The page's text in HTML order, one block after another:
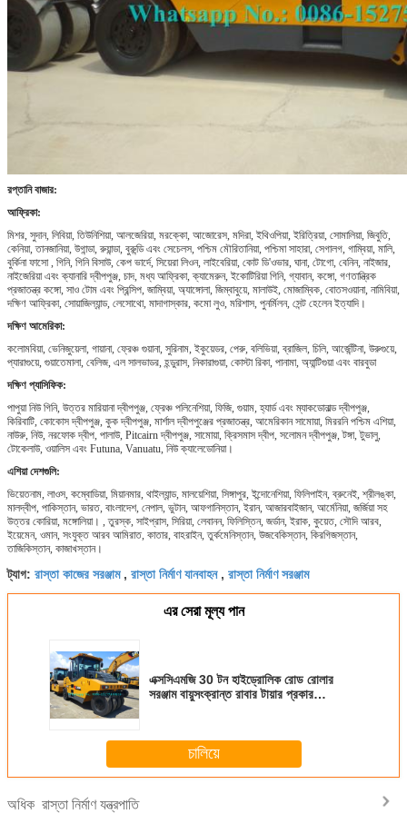
রপ্তানি বাজার:
আফ্রিকা:
মিশর, সুদান, লিবিয়া, তিউনিশিয়া, আলজেরিয়া, মরক্কো, আজোরেস, মদিরা, ইথিওপিয়া, ইরিত্রিয়া, সোমালিয়া, জিবুতি,
কেনিয়া, তানজানিয়া, উগান্ডা, রুয়ান্ডা, বুরুন্ডি এবং সেচেলস, পশ্চিম মৌরিতানিয়া, পশ্চিমা সাহারা, সেগালগ, গাম্বিয়া, মালি,
বুর্কিনা ফাসো , গিনি, গিনি বিসাউ, কেপ ভার্দে, সিয়েরা লিওন, লাইবেরিয়া, কোট ডি'ওভার, ঘানা, টোগো, বেনিন, নাইজার,
নাইজেরিয়া এবং ক্যানারি দ্বীপপুঞ্জ, চাদ, মধ্য আফ্রিকা, ক্যামেরুন, ইকোটিরিয়া গিনি, গ্যাবান, কঙ্গো, গণতান্ত্রিক
প্রজাতন্ত্র কঙ্গো, সাও টোম এবং প্রিন্সিপ, জাম্বিয়া, অ্যাঙ্গোলা, জিম্বাবুয়ে, মালাউই, মোজাম্বিক, বোতসওয়ানা, নামিবিয়া,
দক্ষিণ আফ্রিকা, সোয়াজিল্যান্ড, লেসোথো, মাদাগাস্কার, কমো লুও, মরিশাস, পুনর্মিলন, সেন্ট হেলেন ইত্যাদি।
দক্ষিণ আমেরিকা:
কলোমবিয়া, ভেনিজুয়েলা, গায়ানা, ফ্রেঞ্চ গুয়ানা, সুরিনাম, ইকুয়েডর, পেরু, বলিভিয়া, ব্রাজিল, চিলি, আর্জেন্টিনা, উরুগুয়ে,
প্যারাগুয়ে, গুয়াতেমালা, বেলিজ, এল সালভাডর, হন্ডুরাস, নিকারাগুয়া, কোস্টা রিকা, পানামা, অ্যান্টিগুয়া এবং বারবুডা
দক্ষিণ প্যাসিফিক:
পাপুয়া নিউ গিনি, উত্তর মারিয়ানা দ্বীপপুঞ্জ, ফ্রেঞ্চ পলিনেশিয়া, ফিজি, গুয়াম, হ্যার্ড এবং ম্যাকডোনাল্ড দ্বীপপুঞ্জ,
কিরিবাটি, কোকোস দ্বীপপুঞ্জ, কুক দ্বীপপুঞ্জ, মার্শাল দ্বীপপুঞ্জের প্রজাতন্ত্র, আমেরিকান সামোয়া, মিররনি পশ্চিম এশিয়া,
নাউরু, নিউ, নরফোক দ্বীপ, পালাউ, Pitcairn দ্বীপপুঞ্জ, সামোয়া, ক্রিসমাস দ্বীপ, সলোমন দ্বীপপুঞ্জ, টঙ্গা, টুভালু,
টোকেলাউ, ওয়ালিস এবং Futuna, Vanuatu, নিউ ক্যালেডোনিয়া।
এশিয়া দেশগুলি:
ভিয়েতনাম, লাওস, কম্বোডিয়া, মিয়ানমার, থাইল্যান্ড, মালয়েশিয়া, সিঙ্গাপুর, ইন্দোনেশিয়া, ফিলিপাইন, ব্রুনেই, শ্রীলঙ্কা,
মালদ্বীপ, পাকিস্তান, ভারত, বাংলাদেশ, নেপাল, ভুটান, আফগানিস্তান, ইরান, আজারবাইজান, আর্মেনিয়া, জর্জিয়া সহ
উত্তর কোরিয়া, মঙ্গোলিয়া। , তুরস্ক, সাইপ্রাস, সিরিয়া, লেবানন, ফিলিস্তিন, জর্ডান, ইরাক, কুয়েত, সৌদি আরব,
ইয়েমেন, ওমান, সংযুক্ত আরব আমিরাত, কাতার, বাহরাইন, তুর্কমেনিস্তান, উজবেকিস্তান, কিরগিজস্তান,
তাজিকিস্তান, কাজাখস্তান।
ট্যাগ: রাস্তা কাজের সরঞ্জাম, রাস্তা নির্মাণ যানবাহন, রাস্তা নির্মাণ সরঞ্জাম
এর সেরা মূল্য পান
এক্সসিএমজি 30 টন হাইড্রোলিক রোড রোলার
সরঞ্জাম বায়ুসংক্রান্ত রাবার টায়ার প্রকার
চালিয়ে
অধিক রাস্তা নির্মাণ যন্ত্রপাতি